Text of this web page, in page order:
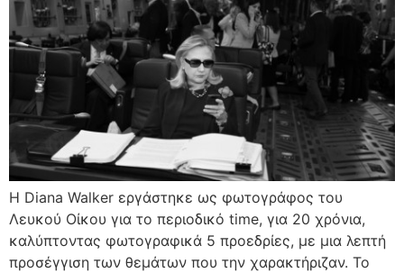
H Diana Walker εργάστηκε ως φωτογράφος του
Λευκού Οίκου για το περιοδικό time, για 20 χρόνια,
καλύπτοντας φωτογραφικά 5 προεδρίες, με μια λεπτή
προσέγγιση των θεμάτων που την χαρακτήριζαν. Το